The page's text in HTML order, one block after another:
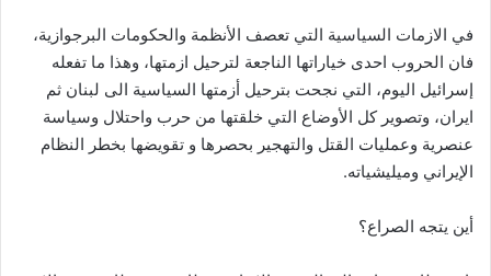
في الازمات السياسية التي تعصف الأنظمة والحكومات البرجوازية،
فان الحروب احدى خياراتها الناجعة لترحيل ازمتها، وهذا ما تفعله
إسرائيل اليوم، التي نجحت بترحيل أزمتها السياسية الى لبنان ثم
ايران، وتصوير كل الأوضاع التي خلقتها من حرب واحتلال وسياسة
عنصرية وعمليات القتل والتهجير بحصرها و تقويضها بخطر النظام
الإيراني وميليشياته.
أين يتجه الصراع؟